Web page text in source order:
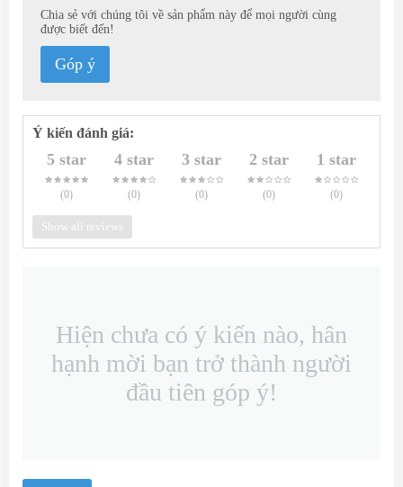
Chia sẻ với chúng tôi về sản phẩm này để mọi người cùng
được biết đến!
Góp ý
Ý kiến đánh giá:
5 star
(0)
4 star
(0)
3 star
(0)
2 star
(0)
1 star
(0)
Show all reviews
Hiện chưa có ý kiến nào, hân
hạnh mời bạn trở thành người
đầu tiên góp ý!